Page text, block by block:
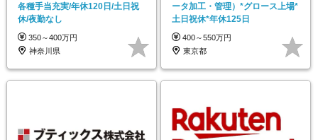
各種手当充実/年休120日/土日祝
休/夜勤なし
350～400万円
神奈川県
ータ加工・管理）*グロース上場*
土日祝休*年休125日
400～550万円
東京都